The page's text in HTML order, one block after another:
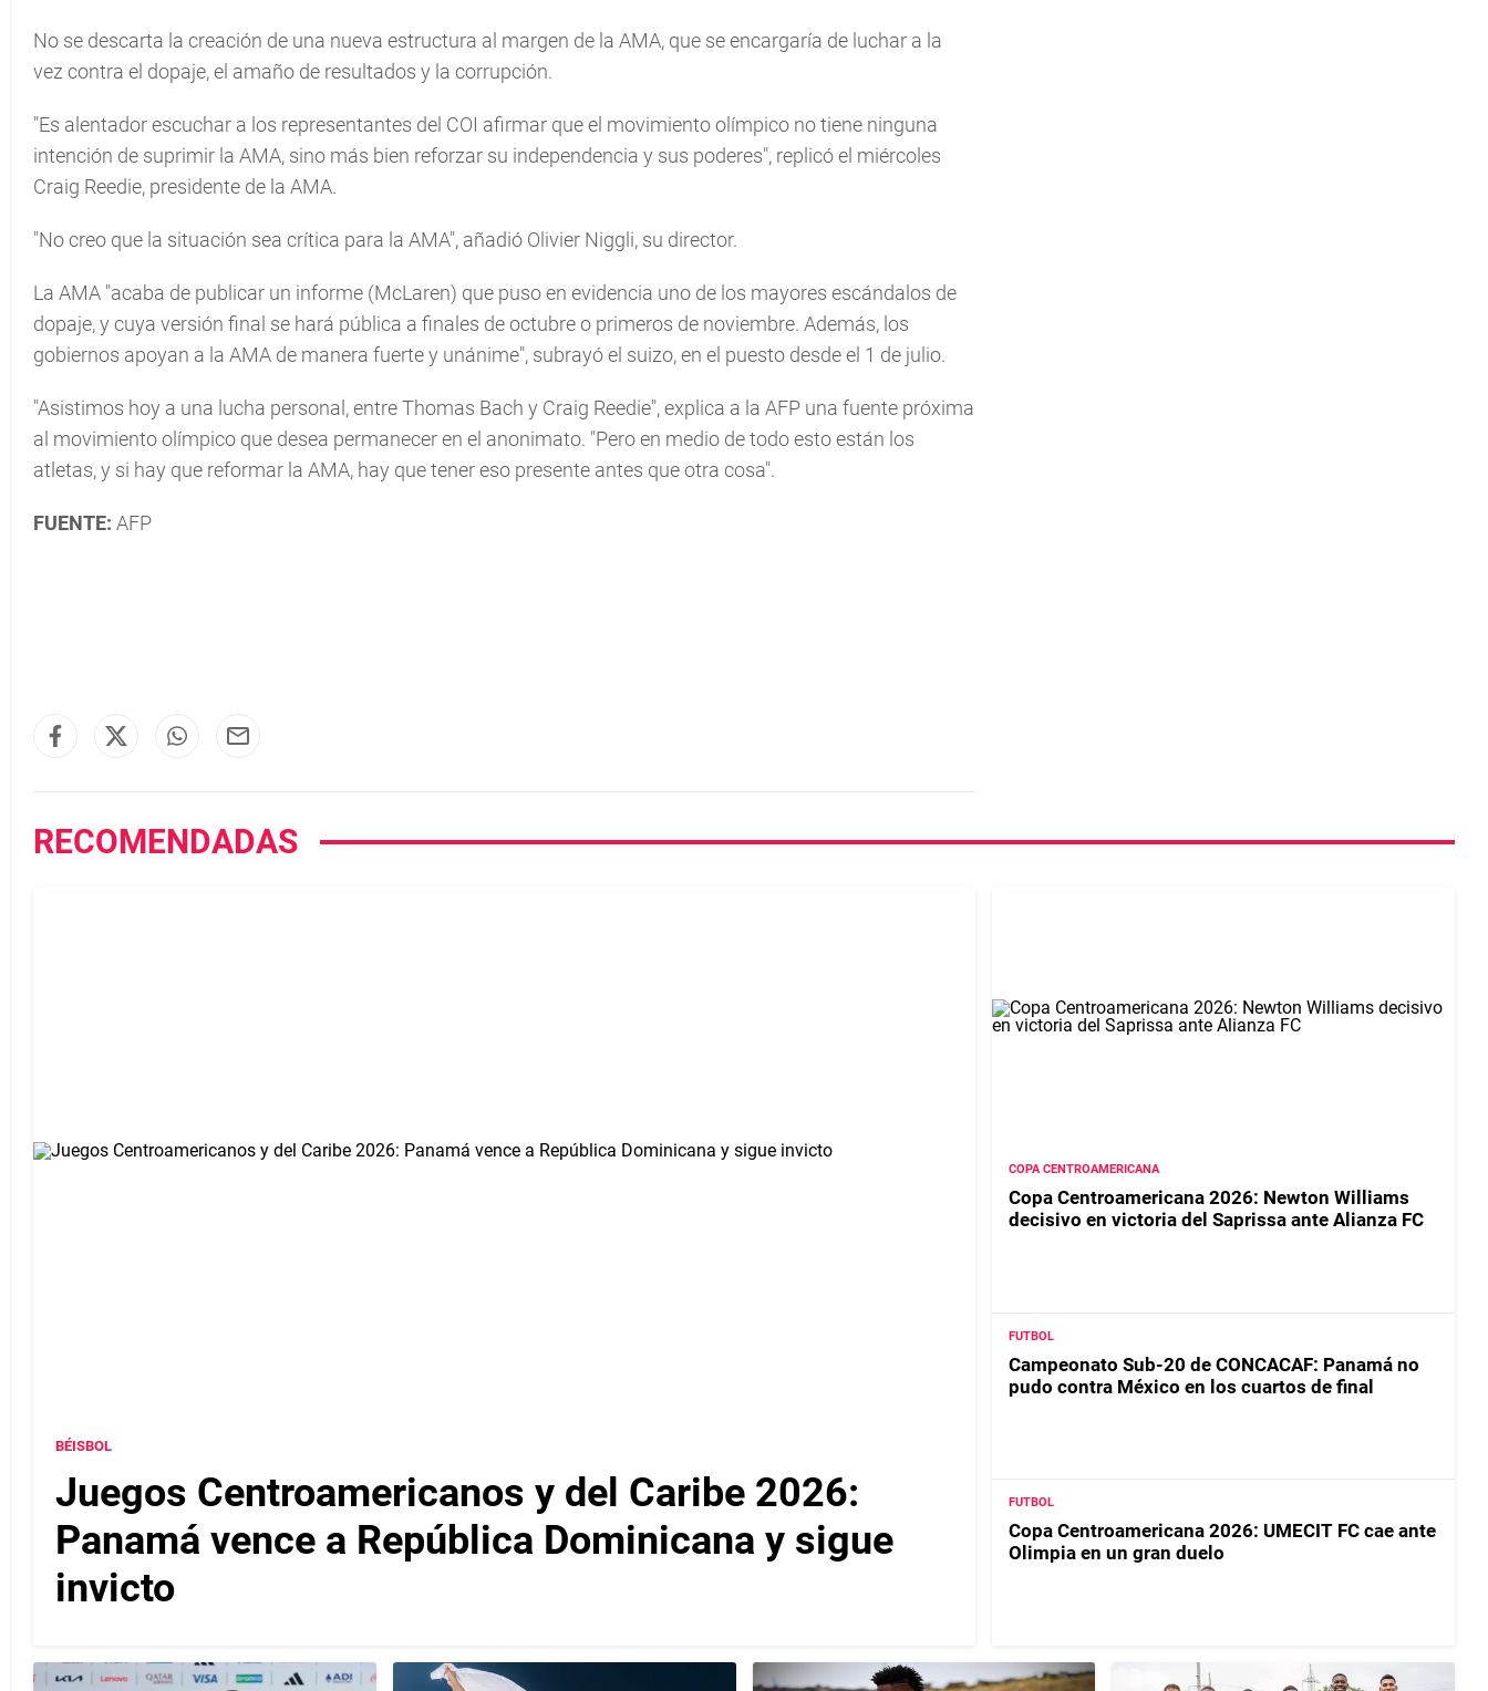
No se descarta la creación de una nueva estructura al margen de la AMA, que se encargaría de luchar a la
vez contra el dopaje, el amaño de resultados y la corrupción.
"Es alentador escuchar a los representantes del COI afirmar que el movimiento olímpico no tiene ninguna
intención de suprimir la AMA, sino más bien reforzar su independencia y sus poderes", replicó el miércoles
Craig Reedie, presidente de la AMA.
"No creo que la situación sea crítica para la AMA", añadió Olivier Niggli, su director.
La AMA "acaba de publicar un informe (McLaren) que puso en evidencia uno de los mayores escándalos de
dopaje, y cuya versión final se hará pública a finales de octubre o primeros de noviembre. Además, los
gobiernos apoyan a la AMA de manera fuerte y unánime", subrayó el suizo, en el puesto desde el 1 de julio.
"Asistimos hoy a una lucha personal, entre Thomas Bach y Craig Reedie", explica a la AFP una fuente próxima
al movimiento olímpico que desea permanecer en el anonimato. "Pero en medio de todo esto están los
atletas, y si hay que reformar la AMA, hay que tener eso presente antes que otra cosa".
FUENTE: AFP
RECOMENDADAS
BÉISBOL
Juegos Centroamericanos y del Caribe 2026:
Panamá vence a República Dominicana y sigue
invicto
COPA CENTROAMERICANA
Copa Centroamericana 2026: Newton Williams
decisivo en victoria del Saprissa ante Alianza FC
FUTBOL
Campeonato Sub-20 de CONCACAF: Panamá no
pudo contra México en los cuartos de final
FUTBOL
Copa Centroamericana 2026: UMECIT FC cae ante
Olimpia en un gran duelo